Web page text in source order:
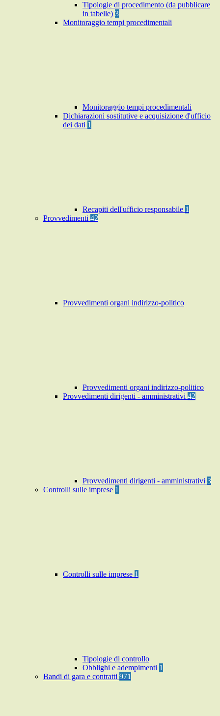
Tipologie di procedimento (da pubblicare
in tabelle) 3
Monitoraggio tempi procedimentali
Monitoraggio tempi procedimentali
Dichiarazioni sostitutive e acquisizione d'ufficio
dei dati 1
Recapiti dell'ufficio responsabile 1
Provvedimenti 42
Provvedimenti organi indirizzo-politico
Provvedimenti organi indirizzo-politico
Provvedimenti dirigenti - amministrativi 42
Provvedimenti dirigenti - amministrativi 3
Controlli sulle imprese 1
Controlli sulle imprese 1
Tipologie di controllo
Obblighi e adempimenti 1
Bandi di gara e contratti 971